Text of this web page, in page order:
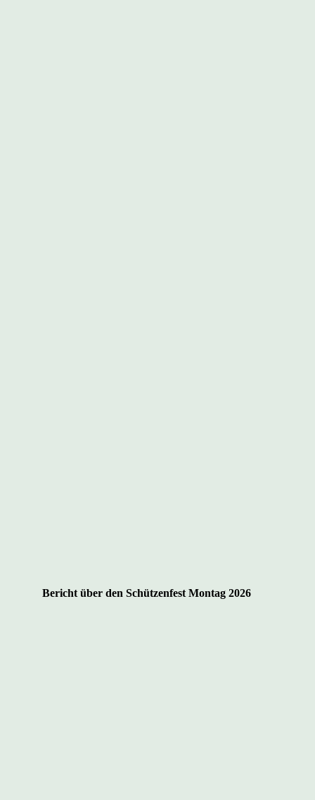
Bericht über den Schützenfest Montag 2026